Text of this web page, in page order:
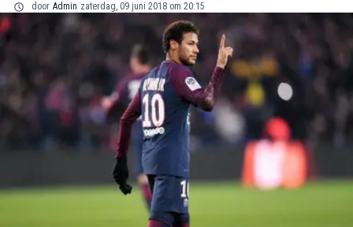
door Admin zaterdag, 09 juni 2018 om 20:15